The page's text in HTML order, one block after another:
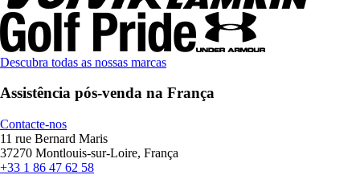
Descubra todas as nossas marcas
Assistência pós-venda na França
Contacte-nos
11 rue Bernard Maris
37270 Montlouis-sur-Loire, França
+33 1 86 47 62 58